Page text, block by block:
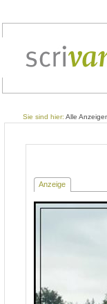
Sie sind hier: Alle
Anzeige